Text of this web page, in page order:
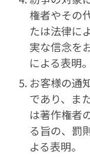
権者やその
たは法律に
実な信念を
による表明。
お客様の通
であり、ま
は著作権者
る旨の、罰
よる表明。